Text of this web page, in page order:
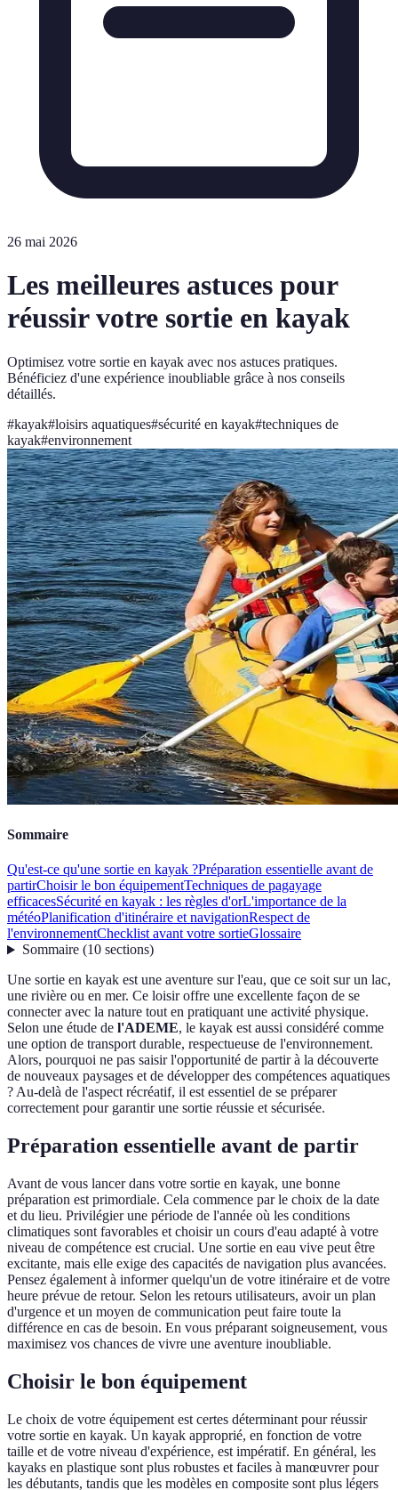
26 mai 2026
Les meilleures astuces pour
réussir votre sortie en kayak
Optimisez votre sortie en kayak avec nos astuces pratiques.
Bénéficiez d'une expérience inoubliable grâce à nos conseils
détaillés.
#kayak#loisirs aquatiques#sécurité en kayak#techniques de
kayak#environnement
Sommaire
Qu'est-ce qu'une sortie en kayak ?Préparation essentielle avant de
partirChoisir le bon équipementTechniques de pagayage
efficacesSécurité en kayak : les règles d'orL'importance de la
météoPlanification d'itinéraire et navigationRespect de
l'environnementChecklist avant votre sortieGlossaire
Sommaire(10 sections)
Une sortie en kayak est une aventure sur l'eau, que ce soit sur un lac,
une rivière ou en mer. Ce loisir offre une excellente façon de se
connecter avec la nature tout en pratiquant une activité physique.
Selon une étude de l'ADEME, le kayak est aussi considéré comme
une option de transport durable, respectueuse de l'environnement.
Alors, pourquoi ne pas saisir l'opportunité de partir à la découverte
de nouveaux paysages et de développer des compétences aquatiques
? Au-delà de l'aspect récréatif, il est essentiel de se préparer
correctement pour garantir une sortie réussie et sécurisée.
Préparation essentielle avant de partir
Avant de vous lancer dans votre sortie en kayak, une bonne
préparation est primordiale. Cela commence par le choix de la date
et du lieu. Privilégier une période de l'année où les conditions
climatiques sont favorables et choisir un cours d'eau adapté à votre
niveau de compétence est crucial. Une sortie en eau vive peut être
excitante, mais elle exige des capacités de navigation plus avancées.
Pensez également à informer quelqu'un de votre itinéraire et de votre
heure prévue de retour. Selon les retours utilisateurs, avoir un plan
d'urgence et un moyen de communication peut faire toute la
différence en cas de besoin. En vous préparant soigneusement, vous
maximisez vos chances de vivre une aventure inoubliable.
Choisir le bon équipement
Le choix de votre équipement est certes déterminant pour réussir
votre sortie en kayak. Un kayak approprié, en fonction de votre
taille et de votre niveau d'expérience, est impératif. En général, les
kayaks en plastique sont plus robustes et faciles à manœuvrer pour
les débutants, tandis que les modèles en composite sont plus légers